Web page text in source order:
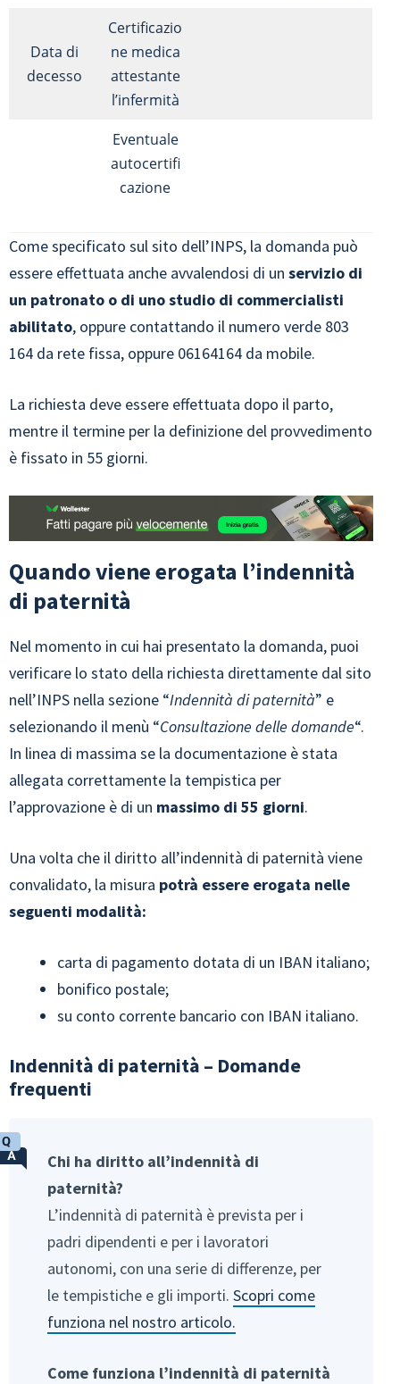
Data di
decesso
Certificazio
ne medica
attestante
l’infermità
Eventuale
autocertifi
cazione
Come specificato sul sito dell’INPS, la domanda può
essere effettuata anche avvalendosi di un servizio di
un patronato o di uno studio di commercialisti
abilitato, oppure contattando il numero verde 803
164 da rete fissa, oppure 06164164 da mobile.
La richiesta deve essere effettuata dopo il parto,
mentre il termine per la definizione del provvedimento
è fissato in 55 giorni.
Quando viene erogata l’indennità
di paternità
Nel momento in cui hai presentato la domanda, puoi
verificare lo stato della richiesta direttamente dal sito
nell’INPS nella sezione “Indennità di paternità” e
selezionando il menù “Consultazione delle domande“.
In linea di massima se la documentazione è stata
allegata correttamente la tempistica per
l’approvazione è di un massimo di 55 giorni.
Una volta che il diritto all’indennità di paternità viene
convalidato, la misura potrà essere erogata nelle
seguenti modalità:
carta di pagamento dotata di un IBAN italiano;
bonifico postale;
su conto corrente bancario con IBAN italiano.
Indennità di paternità – Domande
frequenti
Chi ha diritto all’indennità di
paternità?
L’indennità di paternità è prevista per i
padri dipendenti e per i lavoratori
autonomi, con una serie di differenze, per
le tempistiche e gli importi. Scopri come
funziona nel nostro articolo.
Come funziona l’indennità di paternità